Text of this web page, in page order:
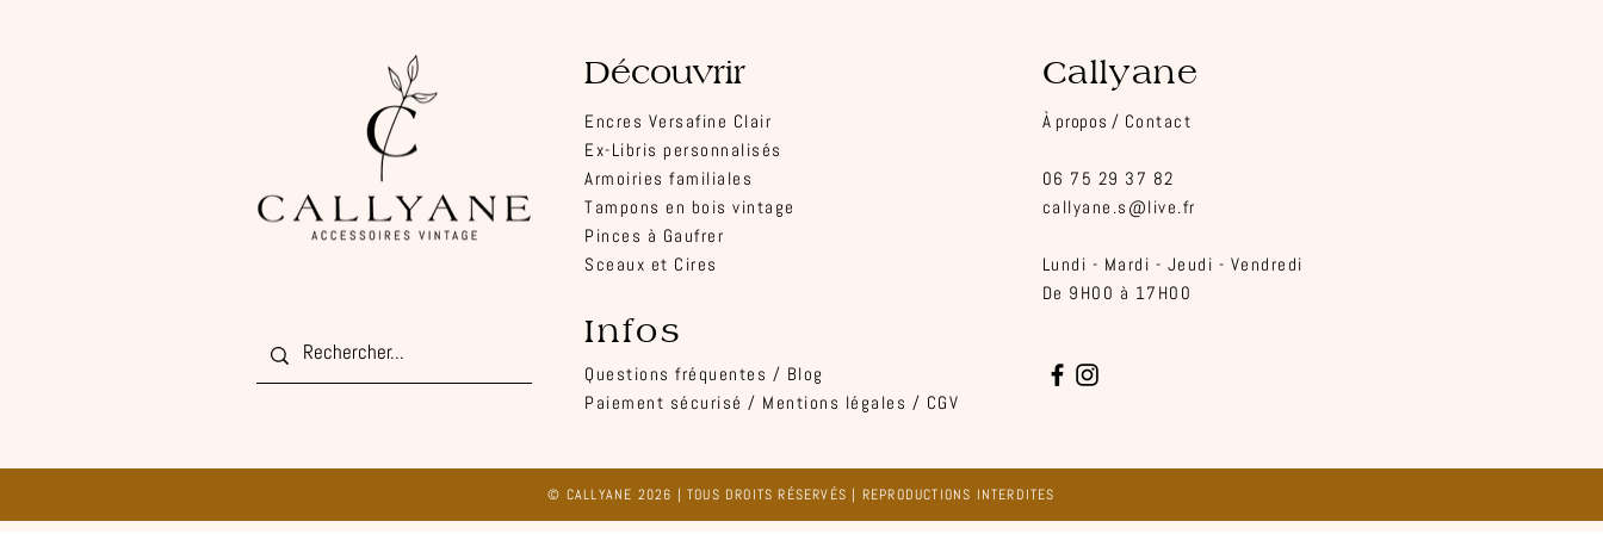
Découvrir
Encres Versafine Clair
Ex-Libris personnalisés
Armoiries familiales
Tampons en bois vintage
Pinces à Gaufrer
Sceaux et Cires
Infos
Questions fréquentes / Blog
Paiement sécurisé / Mentions légales / CGV
Callyane
À propos / Contact
06 75 29 37 82
callyane.s@live.fr​
Lundi - Mardi - Jeudi - Vendredi
De 9H00 à 17H00
© CALLYANE 2026 |TOUS DROITS RÉSERVÉS | REPRODUCTIONS INTERDITES